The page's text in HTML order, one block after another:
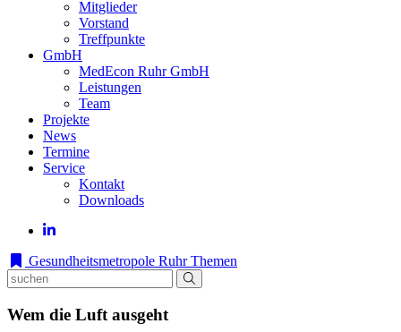
Mitglieder
Vorstand
Treffpunkte
GmbH
MedEcon Ruhr GmbH
Leistungen
Team
Projekte
News
Termine
Service
Kontakt
Downloads
Gesundheitsmetropole Ruhr Themen
Wem die Luft ausgeht